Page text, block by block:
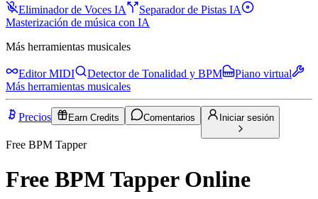
Eliminador de Voces IA
Separador de Pistas IA
Masterización de música con IA
Más herramientas musicales
Editor MIDI Detector de Tonalidad y BPM
Piano virtual
Más herramientas musicales
Precios Earn Credits Comentarios Iniciar sesión
Free BPM Tapper
Free BPM Tapper Online